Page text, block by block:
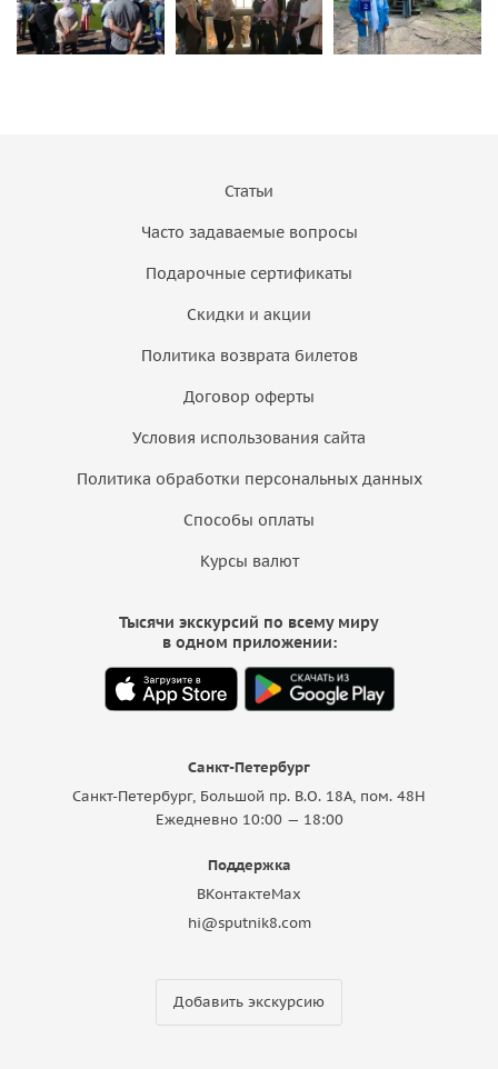
Статьи
Часто задаваемые вопросы
Подарочные сертификаты
Скидки и акции
Политика возврата билетов
Договор оферты
Условия использования сайта
Политика обработки персональных данных
Способы оплаты
Курсы валют
Санкт-Петербург
Санкт-Петербург, Большой пр. В.О. 18A, пом. 48Н
Ежедневно 10:00 — 18:00
Поддержка
ВКонтактеMax
hi@sputnik8.com
Добавить экскурсию
Тысячи экскурсий по всему миру
в одном приложении: